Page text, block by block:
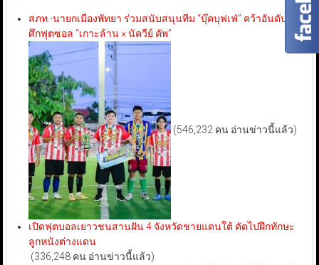
สภท.-นายกเมืองพัทยา ร่วมสนับสนุนทีม “บุ๊คบุฟเฟ่” คว้าอันดับ 3
ศึกฟุตซอล “เกาะล้าน × นัควีย์ คัพ”
(546,232 คน อ่านข่าวนี้แล้ว)
เปิดฟุตบอลเยาวชนสานฝัน 4 จังหวัดชายแดนใต้ คัดไปฝึกทักษะ
ลูกหนังต่างแดน
(336,248 คน อ่านข่าวนี้แล้ว)